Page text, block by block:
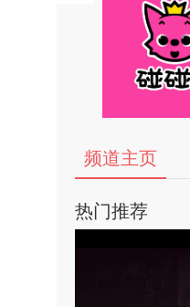
频道主页
热门推荐